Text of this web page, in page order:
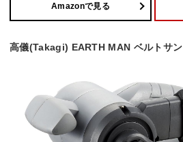
Amazonで見る
高儀(Takagi) EARTH MAN ベルトサ